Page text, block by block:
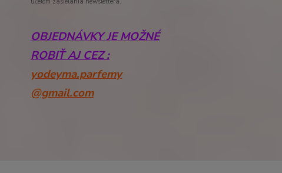
OBJEDNÁVKY JE MOŽNÉ
ROBIŤ AJ CEZ :
yodeyma.parfemy
@gmail.com